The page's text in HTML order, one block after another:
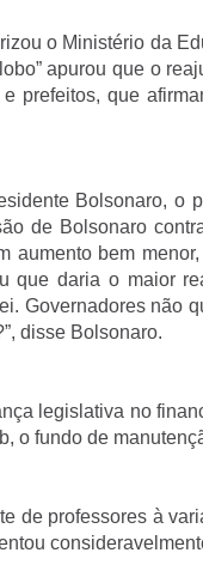
o Ministério da
apurou que o
prefeitos, que
Bolsonaro, o
de Bolsonaro
aumento bem
que daria o maior
Governadores não
disse Bolsonaro.
legislativa no
o fundo de
de professores à